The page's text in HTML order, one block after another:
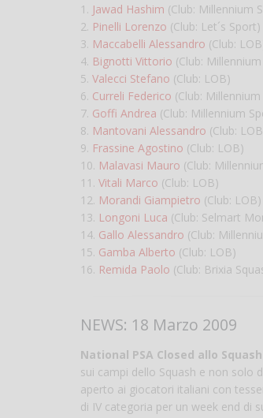
1. Jawad Hashim (Club: Millennium
2. Pinelli Lorenzo (Club: Let´s Sport)
3. Maccabelli Alessandro (Club:
4. Bignotti Vittorio (Club:
5. Valecci Stefano (Club: LOB)
6. Curreli Federico (Club:
7. Goffi Andrea (Club: Millennium
8. Mantovani Alessandro (Club:
9. Frassine Agostino (Club: LOB)
10. Malavasi Mauro (Club:
11. Vitali Marco (Club: LOB)
12. Morandi Giampietro (Club: LOB)
13. Longoni Luca (Club: Selmart
14. Gallo Alessandro (Club:
15. Gamba Alberto (Club: LOB)
16. Remida Paolo (Club: Brixia
NEWS: 18 Marzo 2009
National PSA Closed allo
sui campi dello Squash e non solo
aperto ai giocatori italiani con
di IV categoria per un week end di